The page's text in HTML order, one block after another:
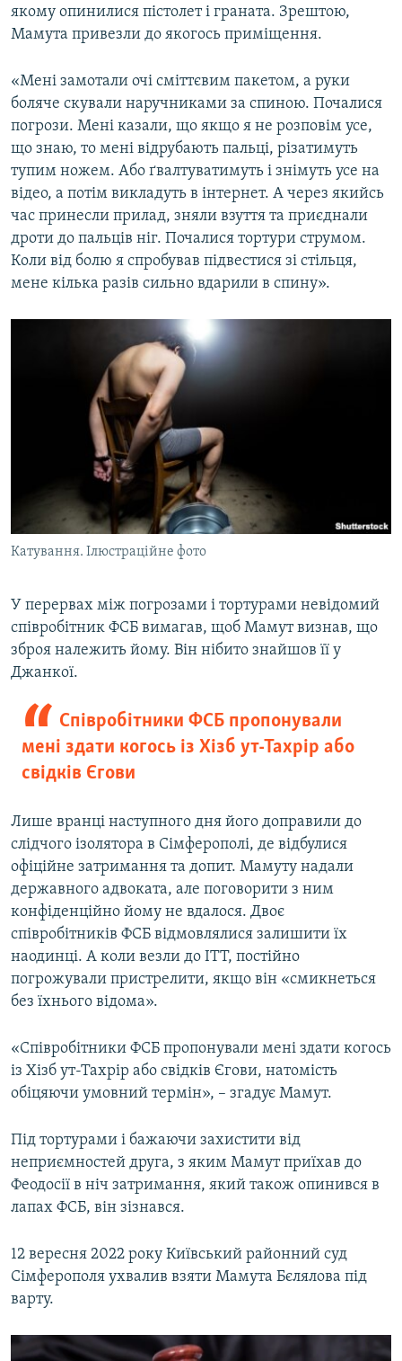
якому опинилися пістолет і граната. Зрештою,
Мамута привезли до якогось приміщення.
«Мені замотали очі сміттєвим пакетом, а руки
боляче скували наручниками за спиною. Почалися
погрози. Мені казали, що якщо я не розповім усе,
що знаю, то мені відрубають пальці, різатимуть
тупим ножем. Або ґвалтуватимуть і знімуть усе на
відео, а потім викладуть в інтернет. А через якийсь
час принесли прилад, зняли взуття та приєднали
дроти до пальців ніг. Почалися тортури струмом.
Коли від болю я спробував підвестися зі стільця,
мене кілька разів сильно вдарили в спину».
Катування. Ілюстраційне фото
У перервах між погрозами і тортурами невідомий
співробітник ФСБ вимагав, щоб Мамут визнав, що
зброя належить йому. Він нібито знайшов її у
Джанкої.
Співробітники ФСБ пропонували
мені здати когось із Хізб ут-Тахрір або
свідків Єгови
Лише вранці наступного дня його доправили до
слідчого ізолятора в Сімферополі, де відбулися
офіційне затримання та допит. Мамуту надали
державного адвоката, але поговорити з ним
конфіденційно йому не вдалося. Двоє
співробітників ФСБ відмовлялися залишити їх
наодинці. А коли везли до ІТТ, постійно
погрожували пристрелити, якщо він «смикнеться
без їхнього відома».
«Співробітники ФСБ пропонували мені здати когось
із Хізб ут-Тахрір або свідків Єгови, натомість
обіцяючи умовний термін», – згадує Мамут.
Під тортурами і бажаючи захистити від
неприємностей друга, з яким Мамут приїхав до
Феодосії в ніч затримання, який також опинився в
лапах ФСБ, він зізнався.
12 вересня 2022 року Київський районний суд
Сімферополя ухвалив взяти Мамута Бєлялова під
варту.